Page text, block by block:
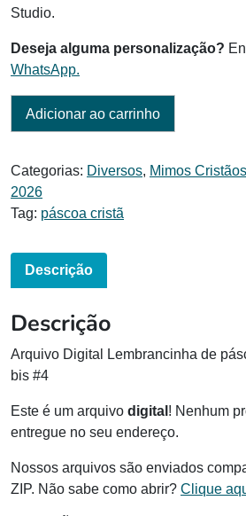
Studio.
Deseja alguma personalização?
WhatsApp.
Adicionar ao carrinho
Categorias: Diversos, Mimos Cristãos
2026
Tag: páscoa cristã
Descrição
Descrição
Arquivo Digital Lembrancinha de
bis #4
Este é um arquivo digital ! Nenhum
entregue no seu endereço.
Nossos arquivos são enviados
ZIP. Não sabe como abrir? Clique